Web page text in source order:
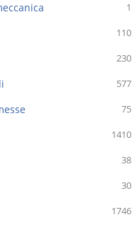
1
110
230
577
75
1410
38
30
1746